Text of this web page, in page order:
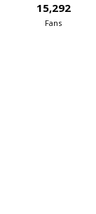
15,292
Fans